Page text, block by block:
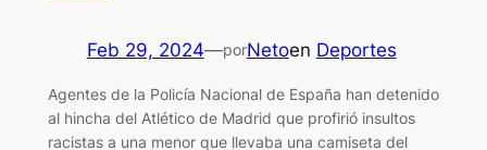
Feb 29, 2024—porNetoen Deportes
Agentes de la Policía Nacional de España han detenido
al hincha del Atlético de Madrid que profirió insultos
racistas a una menor que llevaba una camiseta del